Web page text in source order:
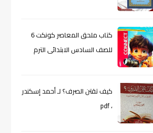
كتاب ملحق المعاصر كونكت 6
للصف السادس الابتدائى الترم
كيف تقتن الصرف؟ لـ أحمد إسكندر
، pdf